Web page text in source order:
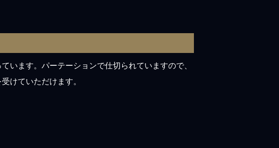
います。パーテーションで仕切られていますので、
けていただけます。